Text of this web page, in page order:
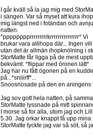
I går kväll så la jag mig med
i sängen. Var så myset att kura ihop
mig längst ned i fotändan och
natten.
*pppppppprrrrrrrrrkrrrrrrrrrrrrrrr* Vi
brukar vara allihopa där... Ingen
utan det är allmän ihopknölning i
StorMatte får ligga på de mest
bekvämt. *flippar med öronen lätt*
Jag har nu fått ögonen på en
på...*sniiirff*...
Snoosnosade på den en aningens
Jag sov gott hela natten, på
StorMatte lyssnade på mitt
I morse så for alla, utom jag och
5.30. Jag orkar knappt få upp mina
StorMatte tyckte jag var så söt, så